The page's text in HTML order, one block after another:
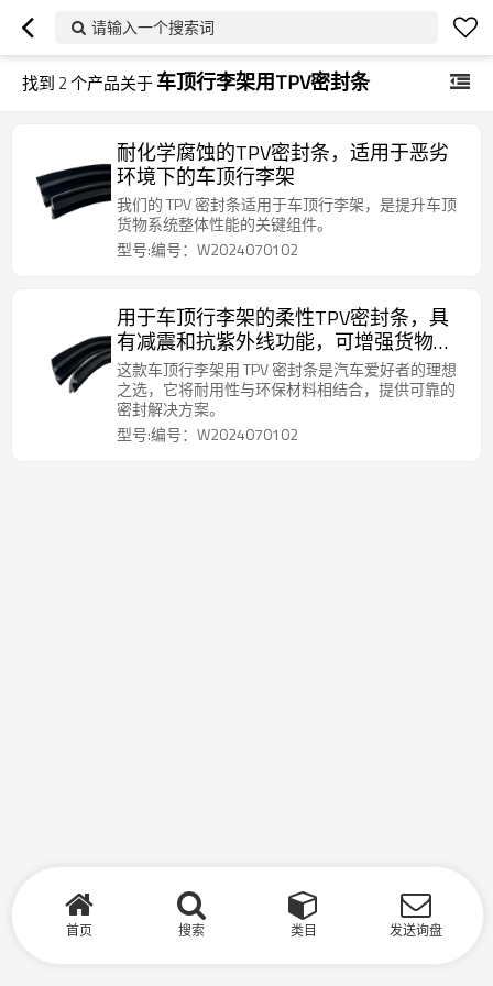
请输入一个搜索词
找到 2个产品关于车顶行李架用TPV密封条
耐化学腐蚀的TPV密封条，适用于恶劣
环境下的车顶行李架
我们的 TPV 密封条适用于车顶行李架，是提升车顶
货物系统整体性能的关键组件。
型号:编号：W2024070102
用于车顶行李架的柔性TPV密封条，具
有减震和抗紫外线功能，可增强货物安
全性并降低噪音。
这款车顶行李架用 TPV 密封条是汽车爱好者的理想
之选，它将耐用性与环保材料相结合，提供可靠的
密封解决方案。
型号:编号：W2024070102
首页 搜索 类目 发送询盘